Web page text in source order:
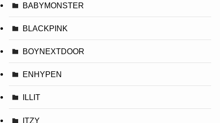
BABYMONSTER
BLACKPINK
BOYNEXTDOOR
ENHYPEN
ILLIT
ITZY